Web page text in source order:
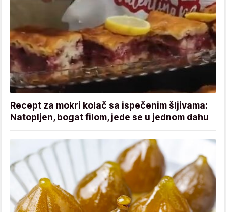
Recept za mokri kolač sa ispečenim šljivama:
Natopljen, bogat filom, jede se u jednom dahu